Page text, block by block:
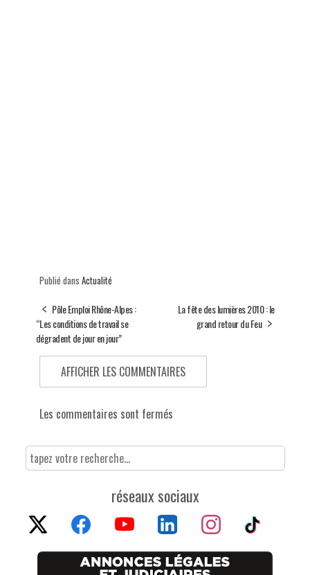
Publié dans Actualité
Pôle Emploi Rhône-Alpes :
“Les conditions de travail se
dégradent de jour en jour”
La fête des lumières 2010 : le
grand retour du Feu
AFFICHER LES COMMENTAIRES
Les commentaires sont fermés
réseaux sociaux